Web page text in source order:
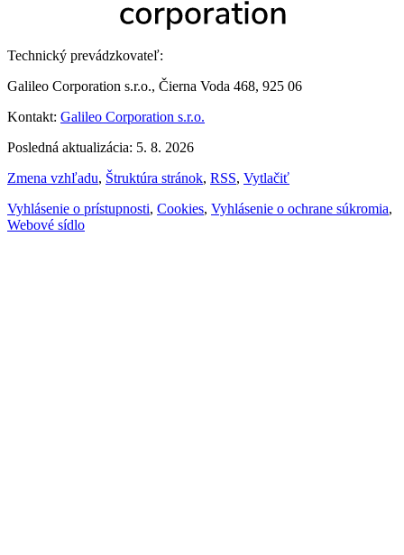
Technický prevádzkovateľ:
Galileo Corporation s.r.o., Čierna Voda 468, 925 06
Kontakt: Galileo Corporation s.r.o.
Posledná aktualizácia: 5. 8. 2026
Zmena vzhľadu, Štruktúra stránok, RSS, Vytlačiť
Vyhlásenie o prístupnosti, Cookies, Vyhlásenie o ochrane súkromia,
Webové sídlo